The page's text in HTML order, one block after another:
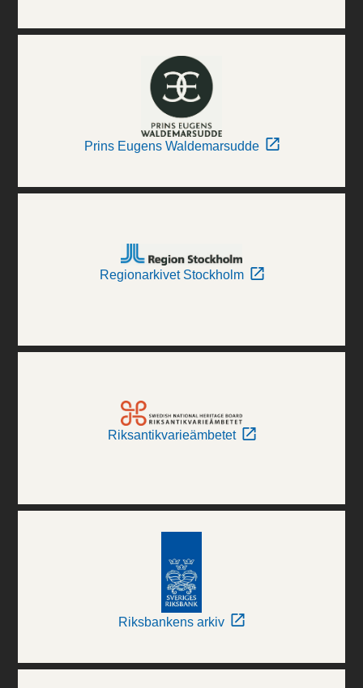
Prins Eugens Waldemarsudde
Regionarkivet Stockholm
Riksantikvarieämbetet
Riksbankens arkiv